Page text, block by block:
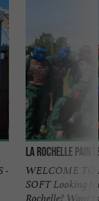
-
La Rochelle
WELCOME TO
SOFT Looking
Rochelle? Want